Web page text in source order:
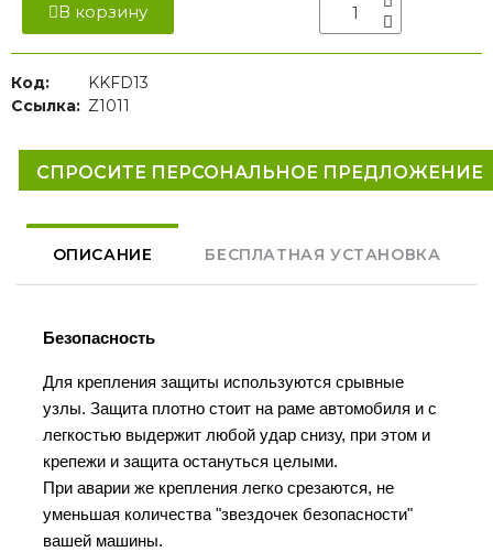
В корзину
Код:
KKFD13
Ссылка: Z1011
СПРОСИТЕ ПЕРСОНАЛЬНОЕ ПРЕДЛОЖЕНИЕ
ОПИСАНИЕ БЕСПЛАТНАЯ УСТАНОВКА
Безопасность
Для крепления защиты используются срывные
узлы. Защита плотно стоит на раме автомобиля и с
легкостью выдержит любой удар снизу, при этом и
крепежи и защита остануться целыми.
При аварии же крепления легко срезаются, не
уменьшая количества "звездочек безопасности"
вашей машины.